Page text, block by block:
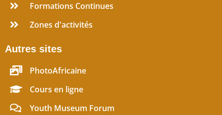
Formations Continues
Zones d'activités
Autres sites
PhotoAfricaine
Cours en ligne
Youth Museum Forum